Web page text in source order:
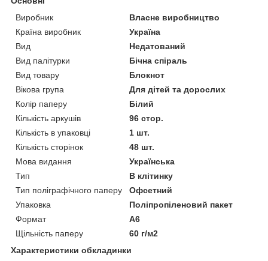
Виробник
Власне виробництво
Країна виробник
Україна
Вид
Недатований
Вид палітурки
Бічна спіраль
Вид товару
Блокнот
Вікова група
Для дітей та дорослих
Колір паперу
Білий
Кількість аркушів
96 стор.
Кількість в упаковці
1 шт.
Кількість сторінок
48 шт.
Мова видання
Українська
Тип
В клітинку
Тип поліграфічного паперу
Офсетний
Упаковка
Поліпропіленовий пакет
Формат
A6
Щільність паперу
60 г/м2
Характеристики обкладинки